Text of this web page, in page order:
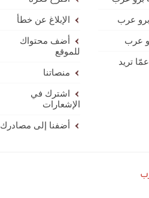
عرب
عرب
تريد
الإبلاغ عن خطأ
أضف محتواك
للموقع
منصاتنا
اشترك في
الإشعارات
أضفنا إلى مصادرك